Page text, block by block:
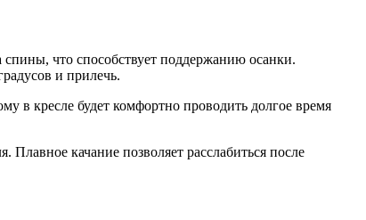
спины, что способствует поддержанию осанки.
и прилечь.
в кресле будет комфортно проводить долгое время
Плавное качание позволяет расслабиться после